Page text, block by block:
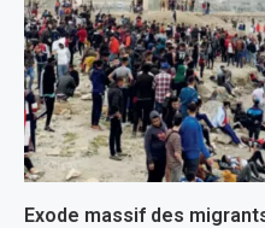
Exode massif des